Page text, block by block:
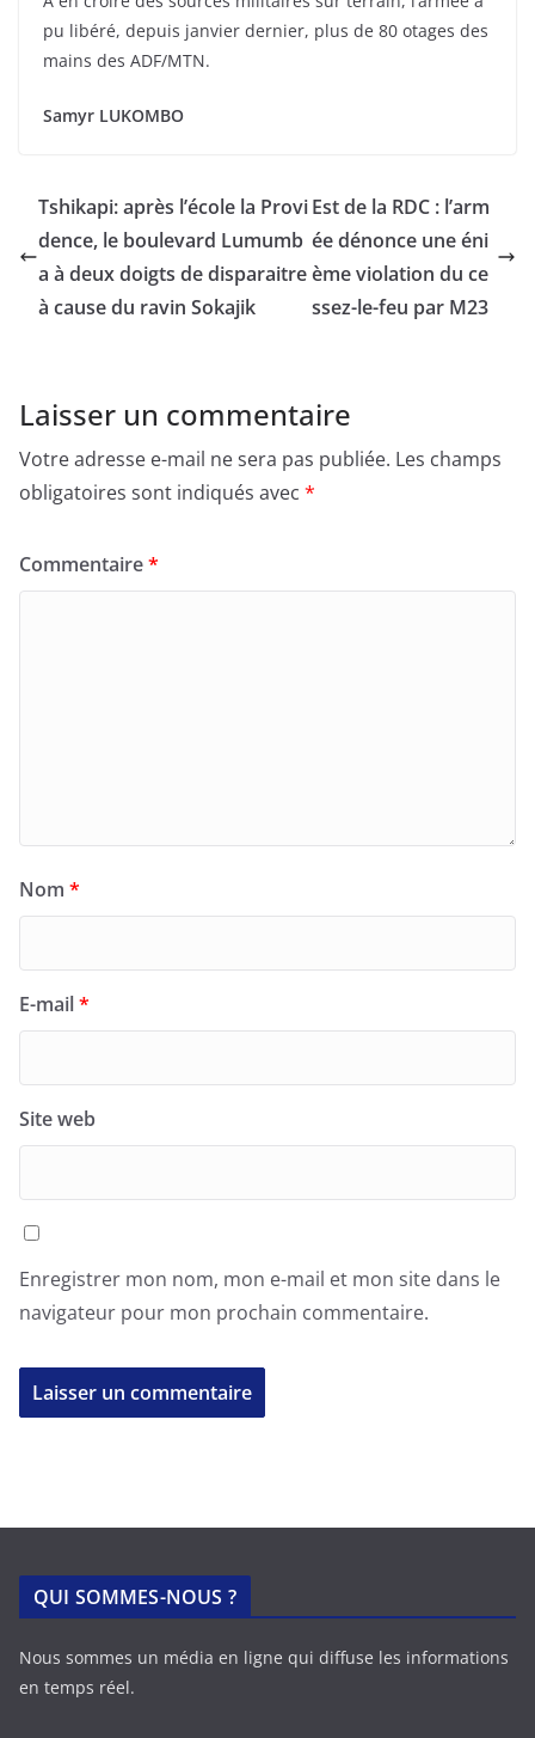
pu libéré, depuis janvier dernier, plus de 80 otages des
mains des ADF/MTN.
Samyr LUKOMBO
Tshikapi: après l’école la Provi
dence, le boulevard Lumumb
a à deux doigts de disparaitre
à cause du ravin Sokajik
Est de la RDC : l’arm
ée dénonce une éni
ème violation du ce
ssez-le-feu par M23
Laisser un commentaire
Votre adresse e-mail ne sera pas publiée. Les champs
obligatoires sont indiqués avec *
Commentaire*
Nom *
E-mail*
Site web
Enregistrer mon nom, mon e-mail et mon site dans le
navigateur pour mon prochain commentaire.
QUI SOMMES-NOUS ?
Nous sommes un média en ligne qui diffuse les informations
en temps réel.